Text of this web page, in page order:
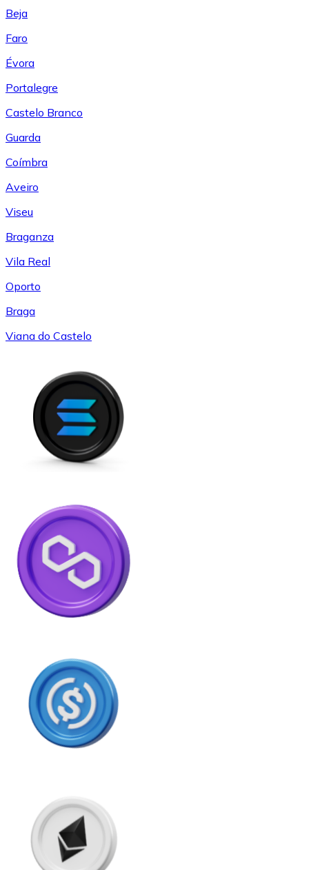
Beja
Faro
Évora
Portalegre
Castelo Branco
Guarda
Coímbra
Aveiro
Viseu
Braganza
Vila Real
Oporto
Braga
Viana do Castelo